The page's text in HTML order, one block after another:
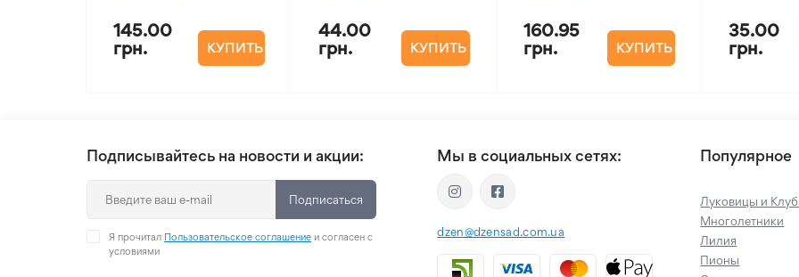
145.00
грн.
КУПИТЬ
44.00
грн.
КУПИТЬ
160.95
грн.
КУПИТЬ
35.00
грн.
Подписывайтесь на новости и акции:
Подписаться
Я прочитал Пользовательское соглашение и согласен с
условиями
Мы в социальных сетях:
dzen@dzensad.com.ua
Популярное
Луковицы и
Многолетники
Лилия
Пионы